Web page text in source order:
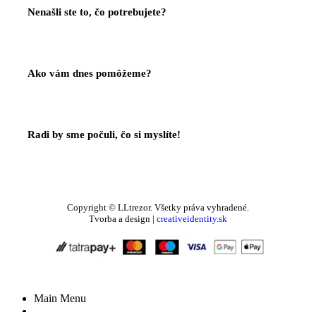
Nenašli ste to, čo potrebujete?
Ako vám dnes pomôžeme?
Radi by sme počuli, čo si myslíte!
Copyright © LLtrezor. Všetky práva vyhradené.
Tvorba a design | creativeidentity.sk
Main Menu